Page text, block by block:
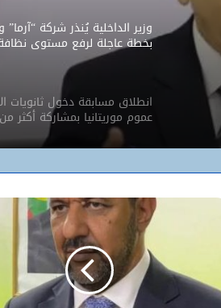
وزير الداخلية يُنذر شركة
بخطة عاجلة لرفع مستوى
نواكشوط
انطلاق مسابقة دخول ثانويات
مترشح
كيف استخدم الاحتلال سلاح
البيت الأبيض يفتح أخطر ملفات
ماذا حدث داخل مختبر ووهان؟